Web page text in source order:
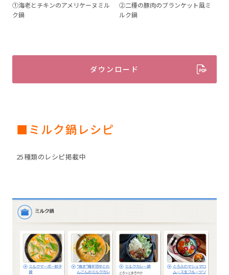
①海老とチキンのアメリケーヌミル
ク鍋
②二種の豚肉のブランケット風ミ
ルク鍋
ダウンロード
■ミルク鍋レシピ
25種類のレシピ掲載中